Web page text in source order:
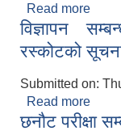
Read more
विज्ञापन
रस्कोटको
Submitted on:
Read more
छनौट परीक्षा